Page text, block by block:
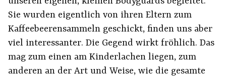
Sie wurden eigentlich von ihren Eltern zum
Kaffeebeerensammeln geschickt, finden uns aber
viel interessanter. Die Gegend wirkt fröhlich. Das
mag zum einen am Kinderlachen liegen, zum
anderen an der Art und Weise, wie die gesamte